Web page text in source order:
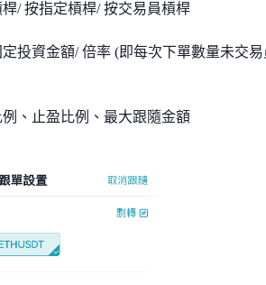
/ 按指定槓桿/ 按交易員槓桿
投資金額/ 倍率 (即每次下單數量未交易
例、止盈比例、最大跟隨金額